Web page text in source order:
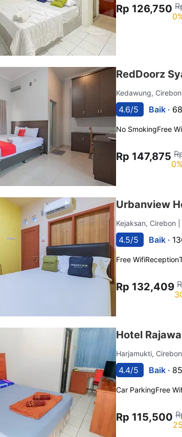
Rp 126,750
RedDoorz
Kedawung, Cirebon
4.6/5 Baik ·
No SmokingFree
Rp 147,875
Urbanview
Kejaksan, Cirebon
4.5/5 Baik ·
Free WifiReception
Rp 132,409
Hotel
Harjamukti, Cirebon
4.4/5 Baik ·
Car ParkingFree
Rp 115,500